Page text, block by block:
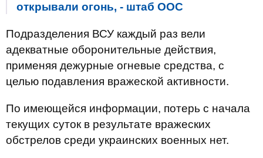
открывали огонь, - штаб ООС
Подразделения ВСУ каждый раз вели
адекватные оборонительные действия,
применяя дежурные огневые средства, с
целью подавления вражеской активности.
По имеющейся информации, потерь с начала
текущих суток в результате вражеских
обстрелов среди украинских военных нет.